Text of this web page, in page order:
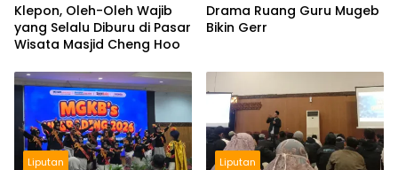
Klepon, Oleh-Oleh Wajib
yang Selalu Diburu di Pasar
Wisata Masjid Cheng Hoo
Drama Ruang Guru Mugeb
Bikin Gerr
Liputan Liputan